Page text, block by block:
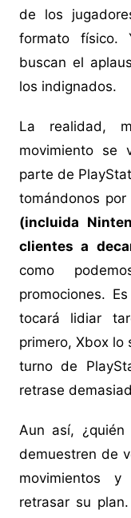
de los
formato físico.
buscan el
los indignados.
La realidad,
movimiento se
parte de
tomándonos
(incluida
clientes a
como
promociones.
tocará lidiar
primero, Xbox lo
turno de
retrase
Aun así, ¿quién
demuestren de
movimientos
retrasar su